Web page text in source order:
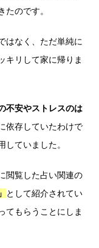
たのです。
はなく、ただ単純に
キリして家に帰りま
不安やストレスのは
依存していたわけで
ていました。
閲覧した占い関連の
として紹介されてい
てもらうことにしま